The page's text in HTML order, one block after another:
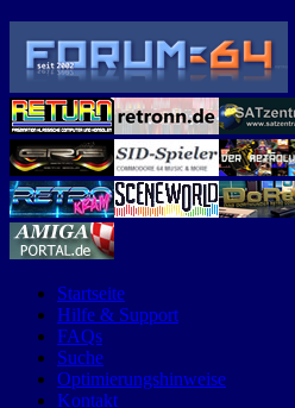
Startseite
Hilfe & Support
FAQs
Suche
Optimierungshinweise
Kontakt